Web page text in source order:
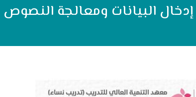
البيانات ومعالجة النصوص